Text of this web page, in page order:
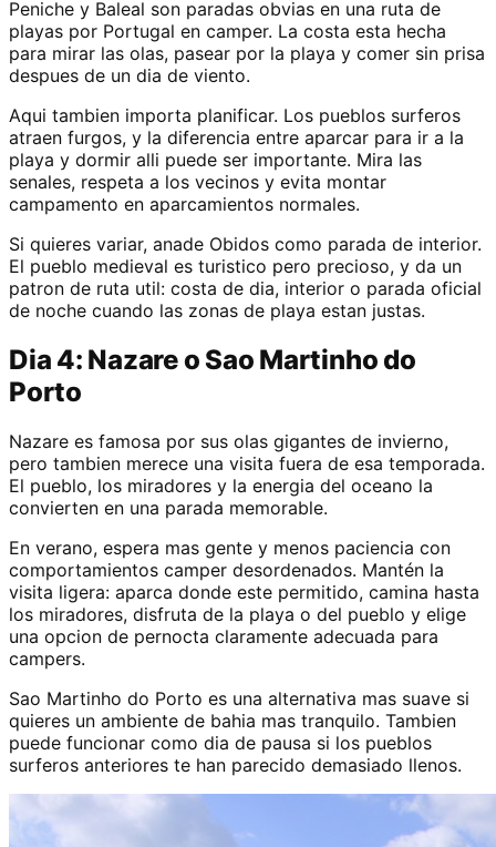
Peniche y Baleal son paradas obvias en una ruta de
playas por Portugal en camper. La costa esta hecha
para mirar las olas, pasear por la playa y comer sin prisa
despues de un dia de viento.
Aqui tambien importa planificar. Los pueblos surferos
atraen furgos, y la diferencia entre aparcar para ir a la
playa y dormir alli puede ser importante. Mira las
senales, respeta a los vecinos y evita montar
campamento en aparcamientos normales.
Si quieres variar, anade Obidos como parada de interior.
El pueblo medieval es turistico pero precioso, y da un
patron de ruta util: costa de dia, interior o parada oficial
de noche cuando las zonas de playa estan justas.
Dia 4: Nazare o Sao Martinho do
Porto
Nazare es famosa por sus olas gigantes de invierno,
pero tambien merece una visita fuera de esa temporada.
El pueblo, los miradores y la energia del oceano la
convierten en una parada memorable.
En verano, espera mas gente y menos paciencia con
comportamientos camper desordenados. Mantén la
visita ligera: aparca donde este permitido, camina hasta
los miradores, disfruta de la playa o del pueblo y elige
una opcion de pernocta claramente adecuada para
campers.
Sao Martinho do Porto es una alternativa mas suave si
quieres un ambiente de bahia mas tranquilo. Tambien
puede funcionar como dia de pausa si los pueblos
surferos anteriores te han parecido demasiado llenos.